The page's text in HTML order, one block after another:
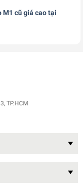
M1 cũ giá cao tại
TP.HCM